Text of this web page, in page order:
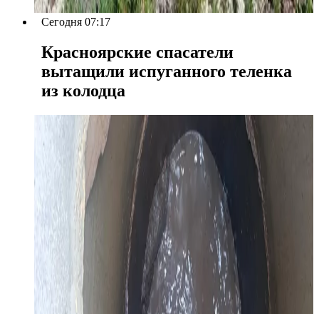
Сегодня 07:17
Красноярские спасатели
вытащили испуганного теленка
из колодца